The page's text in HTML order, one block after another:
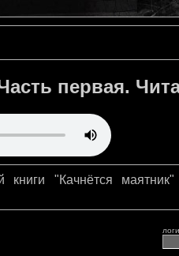
первая.
"Качнётся